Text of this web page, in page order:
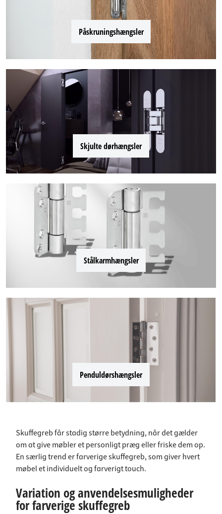
Påskruningshængsler
Skjulte dørhængsler
Stålkarmhængsler
Penduldørshængsler
Skuffegreb får stadig større betydning, når det gælder
om at give møbler et personligt præg eller friske dem op.
En særlig trend er farverige skuffegreb, som giver hvert
møbel et individuelt og farverigt touch.
Variation og anvendelsesmuligheder
for farverige skuffegreb